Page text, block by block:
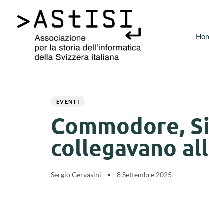
EVENTI
Commodore,
collegavano
Sergio Gervasini 8 Settembre 2025